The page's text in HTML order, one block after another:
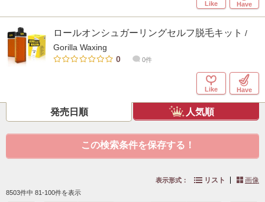
Like Have
ロールオンシュガーリングセルフ脱毛キット /
Gorilla Waxing
0
0件
Like Have
発売日順 人気順
この検索条件を保存する！
表示形式： リスト 画像
8503件中 81-100件を表示